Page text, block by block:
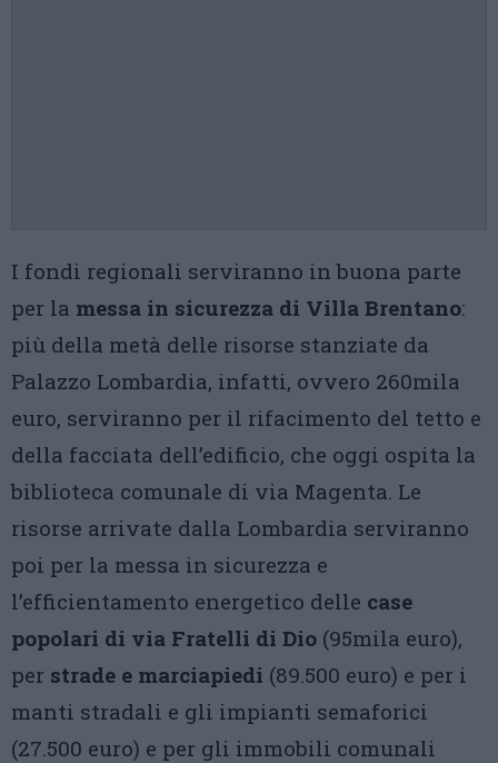
I fondi regionali serviranno in buona parte
per la messa in sicurezza di Villa Brentano:
più della metà delle risorse stanziate da
Palazzo Lombardia, infatti, ovvero 260mila
euro, serviranno per il rifacimento del tetto e
della facciata dell’edificio, che oggi ospita la
biblioteca comunale di via Magenta. Le
risorse arrivate dalla Lombardia serviranno
poi per la messa in sicurezza e
l’efficientamento energetico delle case
popolari di via Fratelli di Dio (95mila euro),
per strade e marciapiedi (89.500 euro) e per i
manti stradali e gli impianti semaforici
(27.500 euro) e per gli immobili comunali